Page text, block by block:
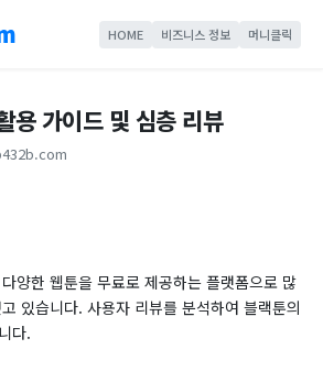
HOME 비즈니스 정보 머니클릭
용 가이드 및 심층 리뷰
양한 웹툰을 무료로 제공하는 플랫폼으로 많
있습니다. 사용자 리뷰를 분석하여 블랙툰의
다.